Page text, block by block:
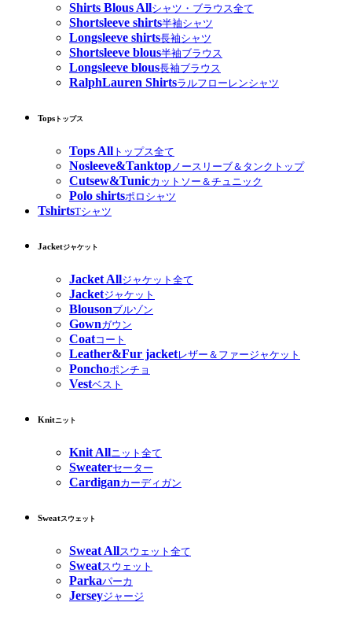
Shirts Blous Allシャツ・ブラウス全て
Shortsleeve shirts半袖シャツ
Longsleeve shirts長袖シャツ
Shortsleeve blous半袖ブラウス
Longsleeve blous長袖ブラウス
RalphLauren Shirtsラルフローレンシャツ
Tops トップス
Tops All トップス全て
Nosleeve&Tanktop ノースリーブ＆タンクトップ
Cutsew&Tunicカットソー＆チュニック
Polo shirtsポロシャツ
TshirtsTシャツ
Jacketジャケット
Jacket Allジャケット全て
Jacketジャケット
Blousonブルゾン
Gownガウン
Coatコート
Leather&Fur jacketレザー＆ファージャケット
Ponchoポンチョ
Vestベスト
Knitニット
Knit Allニット全て
Sweaterセーター
Cardiganカーディガン
Sweatスウェット
Sweat Allスウェット全て
Sweatスウェット
Parkaパーカ
Jerseyジャージ